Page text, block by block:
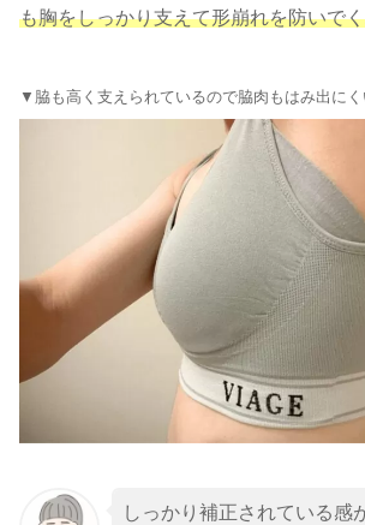
も胸をしっかり支えて形崩れを防いで
▼脇も高く支えられているので脇肉もはみ出にく
しっかり補正されている感